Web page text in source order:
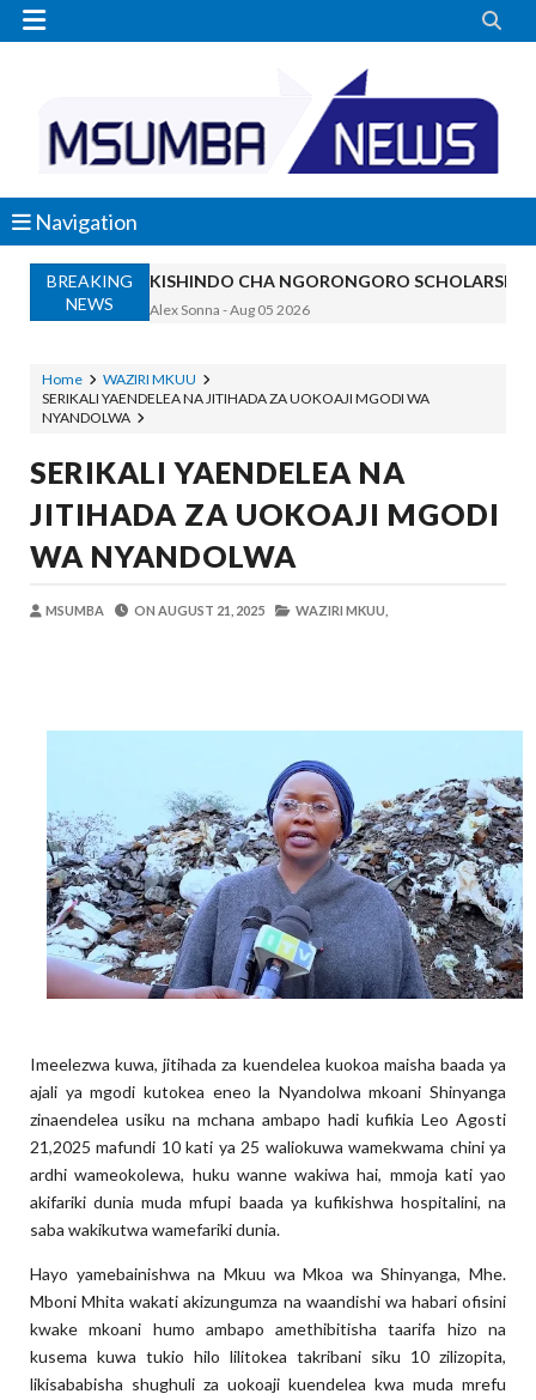
 
Navigation
BREAKING
NEWS
Alex Sonna -Aug 05 2026
KAULIMBIU YA PSSSF YA ‘TUNALIPA
OSCAR ASSENGA -Aug 05 2026
WAKAGUZI WA MAFUTA WAIMARISHA
Alex Sonna - Aug 05 2026
BARRICK NORTH MARA YAZIDI
WAKULIMA, WAFUGAJI, WAVUVI
-Aug 05 2026
WMA YAENDELEA KUTOA ELIMU YA
MSUMBA-Aug 05 2026
KISHINDO CHA NGORONGORO
Alex Sonna-Aug 05 2026
Home
WAZIRI MKUU
SERIKALI YAENDELEA NA JITIHADA ZA UOKOAJI MGODI WA
NYANDOLWA
SERIKALI YAENDELEA NA
JITIHADA ZA UOKOAJI MGODI
WA NYANDOLWA
MSUMBA ON AUGUST 21, 2025 WAZIRI MKUU,
Imeelezwa kuwa, jitihada za kuendelea kuokoa maisha baada ya
ajali ya mgodi kutokea eneo la Nyandolwa mkoani Shinyanga
zinaendelea usiku na mchana ambapo hadi kufikia Leo Agosti
21,2025 mafundi 10 kati ya 25 waliokuwa wamekwama chini ya
ardhi wameokolewa, huku wanne wakiwa hai, mmoja kati yao
akifariki dunia muda mfupi baada ya kufikishwa hospitalini, na
saba wakikutwa wamefariki dunia.
Hayo yamebainishwa na Mkuu wa Mkoa wa Shinyanga, Mhe.
Mboni Mhita wakati akizungumza na waandishi wa habari ofisini
kwake mkoani humo ambapo amethibitisha taarifa hizo na
kusema kuwa tukio hilo lilitokea takribani siku 10 zilizopita,
likisababisha shughuli za uokoaji kuendelea kwa muda mrefu